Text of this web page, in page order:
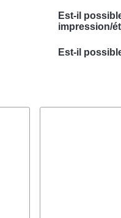
Est-il
impression/
est
Est-il
équipe se